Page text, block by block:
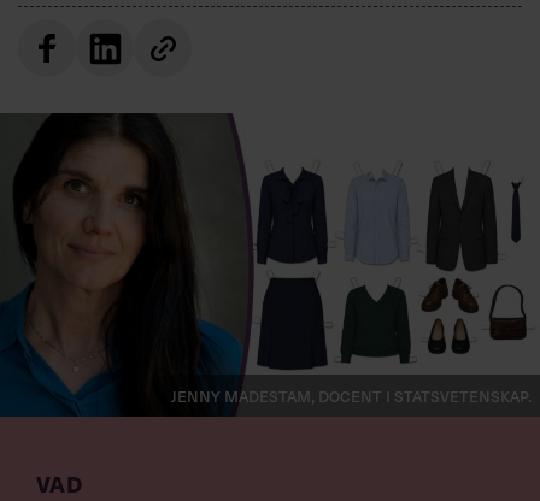
VAD
Jenny Madestam, docent i statsvetenskap.